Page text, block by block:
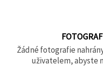
Žádné fotografie
uživatelem, abyste